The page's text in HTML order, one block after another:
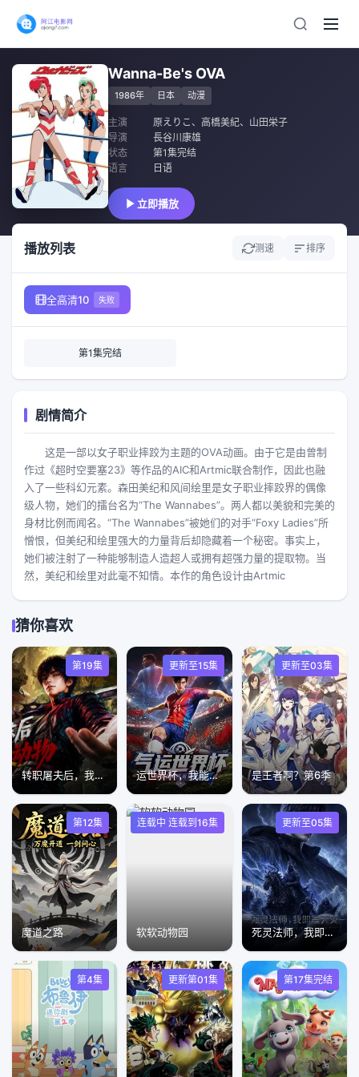
Wanna-Be's OVA
1986年 日本 动漫
主演 原えりこ 、 高橋美紀、 山田栄子
导演
長谷川康雄
状态
第1集完结
语言
日语
立即播放
播放列表 测速 排序
全高清10 失败
第1集完结
剧情简介
这是一部以女子职业摔跤为主题的OVA动画。由于它是由曾制
作过《超时空要塞23》等作品的AIC和Artmic联合制作，因此也融
入了一些科幻元素。森田美纪和风间绘里是女子职业摔跤界的偶像
级人物，她们的擂台名为“The Wannabes”。两人都以美貌和完美的
身材比例而闻名。“The Wannabes”被她们的对手“Foxy Ladies”所
憎恨，但美纪和绘里强大的力量背后却隐藏着一个秘密。事实上，
她们被注射了一种能够制造人造超人或拥有超强力量的提取物。当
然，美纪和绘里对此毫不知情。本作的角色设计由Artmic
猜你喜欢
第19集
转职屠夫后，我看谁都是动物
更新至15集
运世界杯，我能复制所有球星技能
更新至03集
是王者啊？第6季
第12集
魔道之路
连载中 连载到16集
软软动物园
更新至05集
死灵法师，我即是天灾(2026)
第4集 更新第01集 第17集完结